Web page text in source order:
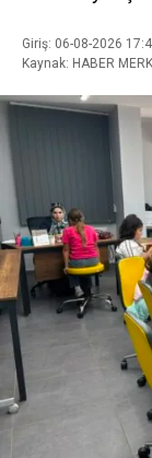
Giriş: 06-08-2026
Kaynak: HABER